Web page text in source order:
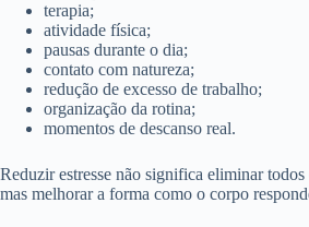
terapia;
atividade física;
pausas durante o dia;
contato com natureza;
redução de excesso de trabalho;
organização da rotina;
momentos de descanso real.
Reduzir estresse não significa eliminar
mas melhorar a forma como o corpo